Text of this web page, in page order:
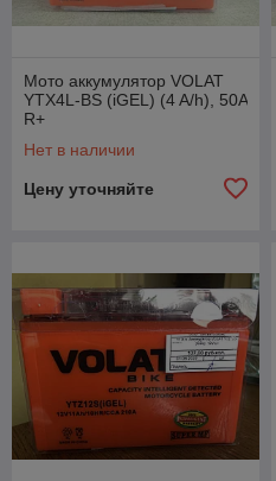
Мото аккумулятор VOLAT
YTX4L-BS (iGEL) (4 A/h), 50A
R+
Нет в наличии
Цену уточняйте